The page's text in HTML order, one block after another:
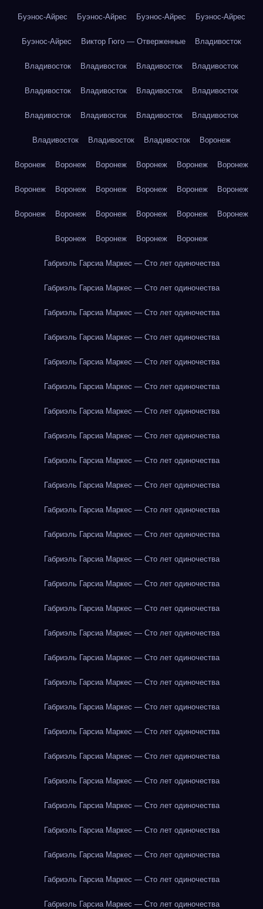
Буэнос-Айрес Буэнос-Айрес Буэнос-Айрес Буэнос-Айрес
Буэнос-Айрес Виктор Гюго — Отверженные Владивосток
Владивосток Владивосток Владивосток Владивосток
Владивосток Владивосток Владивосток Владивосток
Владивосток Владивосток Владивосток Владивосток
Владивосток Владивосток Владивосток Воронеж
Воронеж Воронеж Воронеж Воронеж Воронеж Воронеж
Воронеж Воронеж Воронеж Воронеж Воронеж Воронеж
Воронеж Воронеж Воронеж Воронеж Воронеж Воронеж
Воронеж Воронеж Воронеж Воронеж
Габриэль Гарсиа Маркес — Сто лет одиночества
Габриэль Гарсиа Маркес — Сто лет одиночества
Габриэль Гарсиа Маркес — Сто лет одиночества
Габриэль Гарсиа Маркес — Сто лет одиночества
Габриэль Гарсиа Маркес — Сто лет одиночества
Габриэль Гарсиа Маркес — Сто лет одиночества
Габриэль Гарсиа Маркес — Сто лет одиночества
Габриэль Гарсиа Маркес — Сто лет одиночества
Габриэль Гарсиа Маркес — Сто лет одиночества
Габриэль Гарсиа Маркес — Сто лет одиночества
Габриэль Гарсиа Маркес — Сто лет одиночества
Габриэль Гарсиа Маркес — Сто лет одиночества
Габриэль Гарсиа Маркес — Сто лет одиночества
Габриэль Гарсиа Маркес — Сто лет одиночества
Габриэль Гарсиа Маркес — Сто лет одиночества
Габриэль Гарсиа Маркес — Сто лет одиночества
Габриэль Гарсиа Маркес — Сто лет одиночества
Габриэль Гарсиа Маркес — Сто лет одиночества
Габриэль Гарсиа Маркес — Сто лет одиночества
Габриэль Гарсиа Маркес — Сто лет одиночества
Габриэль Гарсиа Маркес — Сто лет одиночества
Габриэль Гарсиа Маркес — Сто лет одиночества
Габриэль Гарсиа Маркес — Сто лет одиночества
Габриэль Гарсиа Маркес — Сто лет одиночества
Габриэль Гарсиа Маркес — Сто лет одиночества
Габриэль Гарсиа Маркес — Сто лет одиночества
Габриэль Гарсиа Маркес — Сто лет одиночества